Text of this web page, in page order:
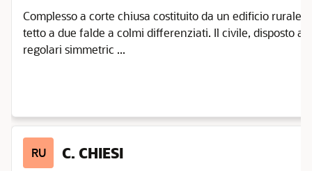
Complesso a corte chiusa costituito da un edificio rurale
tetto a due falde a colmi differenziati. Il civile, disposto a
regolari simmetric ...
RU C. CHIESI